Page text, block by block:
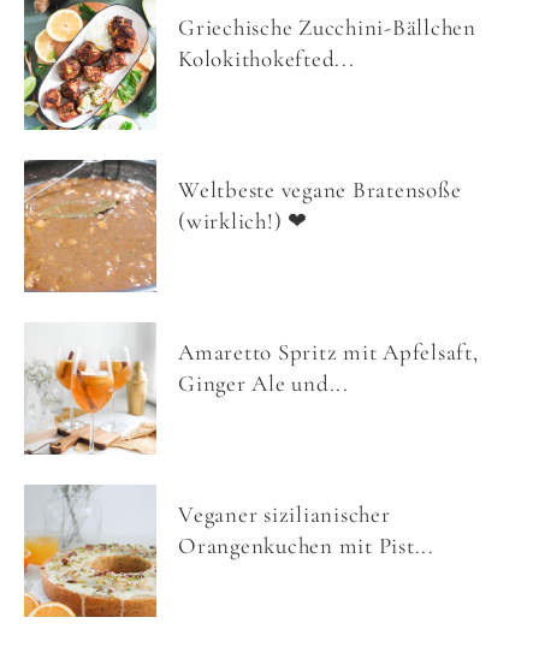
Griechische Zucchini-Bällchen
Kolokithokefted...
Weltbeste vegane Bratensoße
(wirklich!) ❤
Amaretto Spritz mit Apfelsaft,
Ginger Ale und...
Veganer sizilianischer
Orangenkuchen mit Pist...